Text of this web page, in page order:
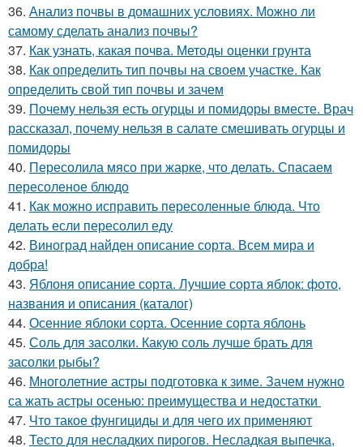
36. Анализ почвы в домашних условиях. Можно ли
самому сделать анализ почвы?
37. Как узнать, какая почва. Методы оценки грунта
38. Как определить тип почвы на своем участке. Как
определить свой тип почвы и зачем
39. Почему нельзя есть огурцы и помидоры вместе. Врач
рассказал, почему нельзя в салате смешивать огурцы и
помидоры
40. Пересолила мясо при жарке, что делать. Спасаем
пересоленое блюдо
41. Как можно исправить пересоленные блюда. Что
делать если пересолил еду
42. Виноград найден описание сорта. Всем мира и
добра!
43. Яблоня описание сорта. Лучшие сорта яблок: фото,
названия и описания (каталог)
44. Осенние яблоки сорта. Осенние сорта яблонь
45. Соль для засолки. Какую соль лучше брать для
засолки рыбы?
46. Многолетние астры подготовка к зиме. Зачем нужно
са жать астры осенью: преимущества и недостатки
47. Что такое фунгициды и для чего их применяют
48. Тесто для несладких пирогов. Несладкая выпечка,